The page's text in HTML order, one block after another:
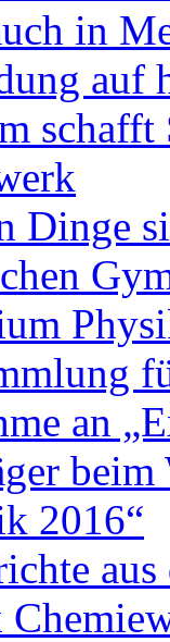
in
auf
Dinge
an
2016“